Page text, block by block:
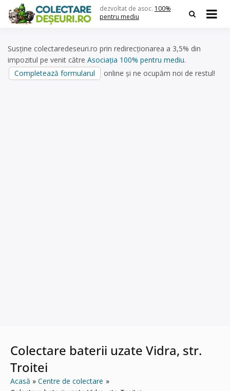
content
dezvoltat de asoc. 100%
pentru mediu
Susține colectaredeseuri.ro prin redirecționarea a 3,5% din
impozitul pe venit către Asociația 100% pentru mediu.
Completează formularul
online și ne ocupăm noi de restul!
Colectare baterii uzate Vidra, str.
Troitei
Acasă
Centre de colectare